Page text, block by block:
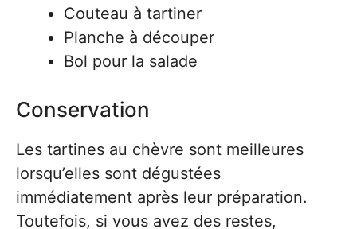
Couteau à tartiner
Planche à découper
Bol pour la salade
Conservation
Les tartines au chèvre sont meilleures
lorsqu’elles sont dégustées
immédiatement après leur préparation.
Toutefois, si vous avez des restes,